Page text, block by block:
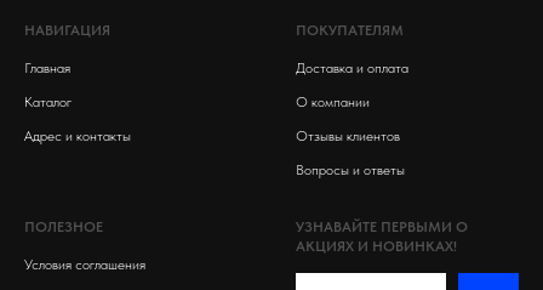
НАВИГАЦИЯ
Главная
Каталог
Адрес и контакты
ПОКУПАТЕЛЯМ
Доставка и оплата
О компании
Отзывы клиентов
Вопросы и ответы
ПОЛЕЗНОЕ
Условия соглашения
УЗНАВАЙТЕ ПЕРВЫМИ О
АКЦИЯХ И НОВИНКАХ!